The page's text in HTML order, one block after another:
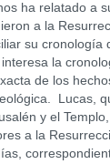
ha relatado a
a la
su cronología
la
de los
Lucas,
y el Templo,
a la